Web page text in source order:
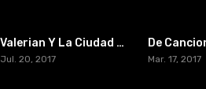
Valerian Y La Ciudad De Los Mil Planetas
Jul. 20, 2017 Mar. 17, 2017